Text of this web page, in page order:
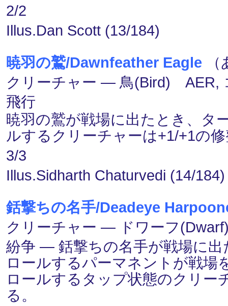
2/2
Illus.Dan Scott (13/184)
暁羽の鷲/Dawnfeather Eagle
クリーチャー ― 鳥(Bird) AER,
飛行
暁羽の鷲が戦場に出たとき、タ
ルするクリーチャーは+1/+1の
3/3
Illus.Sidharth Chaturvedi (14/184)
銛撃ちの名手/Deadeye
クリーチャー ― ドワーフ
紛争 ― 銛撃ちの名手が戦場に
ロールするパーマネントが戦場
ロールするタップ状態のクリー
る。